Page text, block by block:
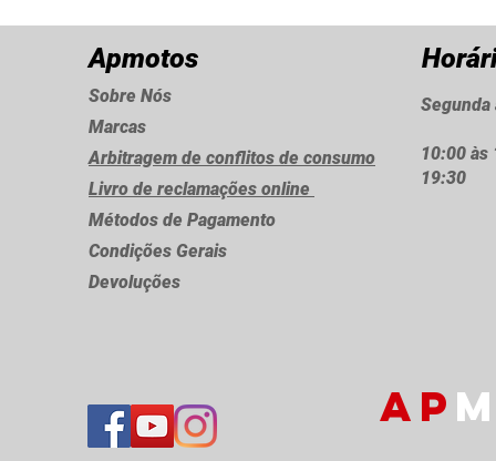
Apmotos
Sobre Nós
Marcas
Arbitragem de conflitos de consumo
Livro de reclamações online
Métodos de Pagamento
Condições Gerais
Devoluções
Segunda
10:00 às
19:30
AP